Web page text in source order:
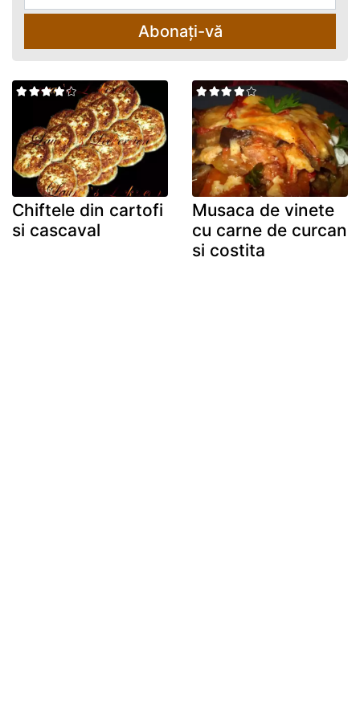
Abonați-vă
Chiftele din cartofi
si cascaval
Musaca de vinete
cu carne de curcan
si costita